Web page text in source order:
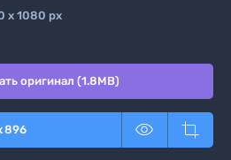
x 1080 px
оригинал (1.8MB)
896  